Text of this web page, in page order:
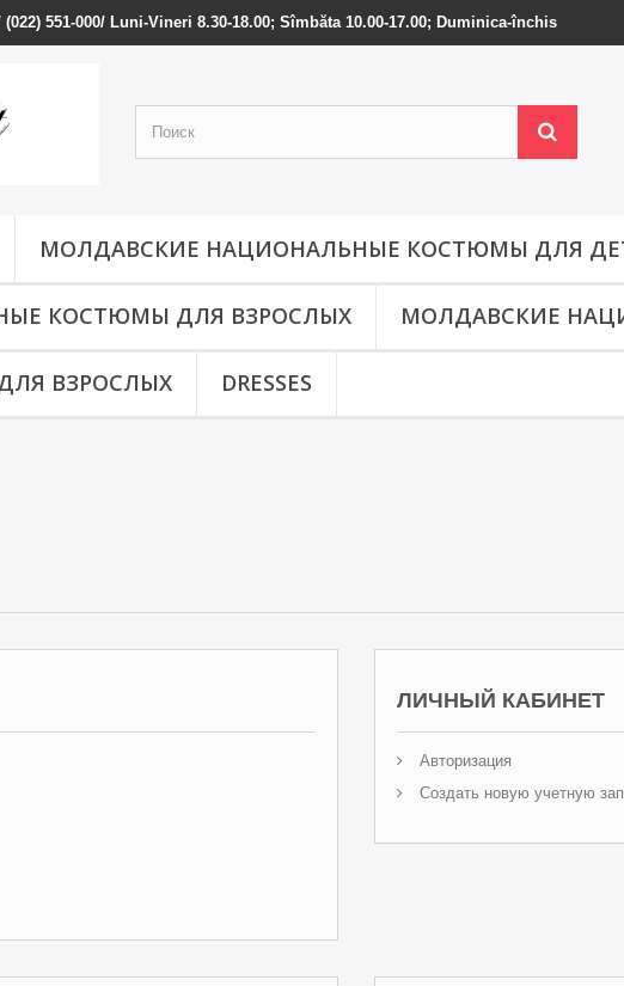
(022) 551-000/ Luni-Vineri 8.30-18.00; Sîmbăta 10.00-17.00; Duminica-închis
МОЛДАВСКИЕ НАЦИОНАЛЬНЫЕ КОСТЮМЫ ДЛЯ
КОСТЮМЫ ДЛЯ ВЗРОСЛЫХ МОЛДАВСКИЕ
ВЗРОСЛЫХ DRESSES
ЛИЧНЫЙ КАБИНЕТ
Авторизация
Создать новую учетную